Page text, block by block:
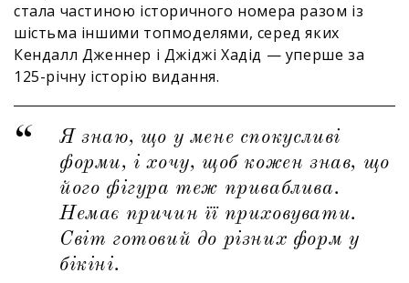
стала частиною історичного номера разом із
шістьма іншими топмоделями, серед яких
Кендалл Дженнер і Джіджі Хадід — уперше за
125-річну історію видання.
Я знаю, що у мене спокусливі
форми, і хочу, щоб кожен знав, що
його фігура теж приваблива.
Немає причин її приховувати.
Світ готовий до різних форм у
бікіні.